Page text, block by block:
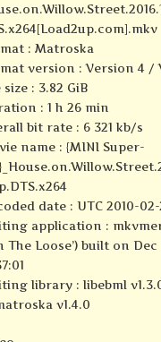
: Matroska
version : Version 4 /
size : 3.82 GiB
: 1 h 26 min
bit rate : 6 321 kb/s
name : {MINI Super-
date : UTC 2010-02-
application :
The Loose’) built on Dec
library : libebml
v1.4.0